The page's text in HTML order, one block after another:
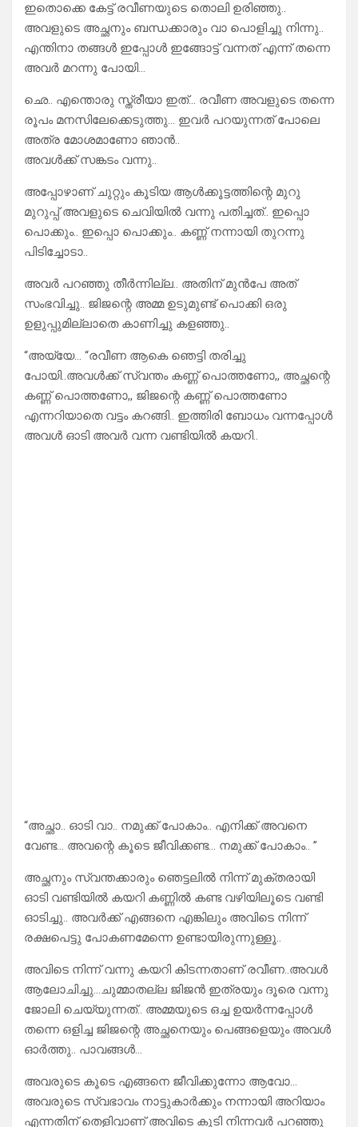
ഇതൊക്കെ കേട്ട് രവീണയുടെ തൊലി ഉരിഞ്ഞു..
അവളുടെ അച്ഛനും ബന്ധക്കാരും വാ പൊളിച്ചു നിന്നു..
എന്തിനാ തങ്ങൾ ഇപ്പോൾ ഇങ്ങോട്ട് വന്നത് എന്ന് തന്നെ
അവർ മറന്നു പോയി…
ഛെ.. എന്തൊരു സ്ത്രീയാ ഇത്… രവീണ അവളുടെ തന്നെ
രൂപം മനസിലേക്കെടുത്തു… ഇവർ പറയുന്നത് പോലെ
അത്ര മോശമാണോ ഞാൻ..
അവൾക്ക് സങ്കടം വന്നു..
അപ്പോഴാണ് ചുറ്റും കൂടിയ ആൾക്കൂട്ടത്തിന്റെ മുറു
മുറുപ്പ് അവളുടെ ചെവിയിൽ വന്നു പതിച്ചത്.. ഇപ്പൊ
പൊക്കും.. ഇപ്പൊ പൊക്കും.. കണ്ണ് നന്നായി തുറന്നു
പിടിച്ചോടാ..
അവർ പറഞ്ഞു തീർന്നില്ല.. അതിന് മുൻപേ അത്
സംഭവിച്ചു.. ജിജന്റെ അമ്മ ഉടുമുണ്ട് പൊക്കി ഒരു
ഉളുപ്പുമില്ലാതെ കാണിച്ചു കളഞ്ഞു..
“അയ്യേ… “രവീണ ആകെ ഞെട്ടി തരിച്ചു
പോയി..അവൾക്ക് സ്വന്തം കണ്ണ് പൊത്തണോ,, അച്ഛന്റെ
കണ്ണ് പൊത്തണോ,, ജിജന്റെ കണ്ണ് പൊത്തണോ
എന്നറിയാതെ വട്ടം കറങ്ങി.. ഇത്തിരി ബോധം വന്നപ്പോൾ
അവൾ ഓടി അവർ വന്ന വണ്ടിയിൽ കയറി..
“അച്ഛാ.. ഓടി വാ.. നമുക്ക് പോകാം.. എനിക്ക് അവനെ
വേണ്ട… അവന്റെ കൂടെ ജീവിക്കണ്ട… നമുക്ക് പോകാം.. ”
അച്ഛനും സ്വന്തക്കാരും ഞെട്ടലിൽ നിന്ന് മുക്തരായി
ഓടി വണ്ടിയിൽ കയറി കണ്ണിൽ കണ്ട വഴിയിലൂടെ വണ്ടി
ഓടിച്ചു.. അവർക്ക് എങ്ങനെ എങ്കിലും അവിടെ നിന്ന്
രക്ഷപെട്ടു പോകണമേന്നെ ഉണ്ടായിരുന്നുള്ളൂ..
അവിടെ നിന്ന് വന്നു കയറി കിടന്നതാണ് രവീണ..അവൾ
ആലോചിച്ചു…ചുമ്മാതല്ല ജിജൻ ഇത്രയും ദൂരെ വന്നു
ജോലി ചെയ്യുന്നത്.. അമ്മയുടെ ഒച്ച ഉയർന്നപ്പോൾ
തന്നെ ഒളിച്ച ജിജന്റെ അച്ഛനെയും പെങ്ങളെയും അവൾ
ഓർത്തു.. പാവങ്ങൾ…
അവരുടെ കൂടെ എങ്ങനെ ജീവിക്കുന്നോ ആവോ…
അവരുടെ സ്വഭാവം നാട്ടുകാർക്കും നന്നായി അറിയാം
എന്നതിന് തെളിവാണ് അവിടെ കൂടി നിന്നവർ പറഞ്ഞു